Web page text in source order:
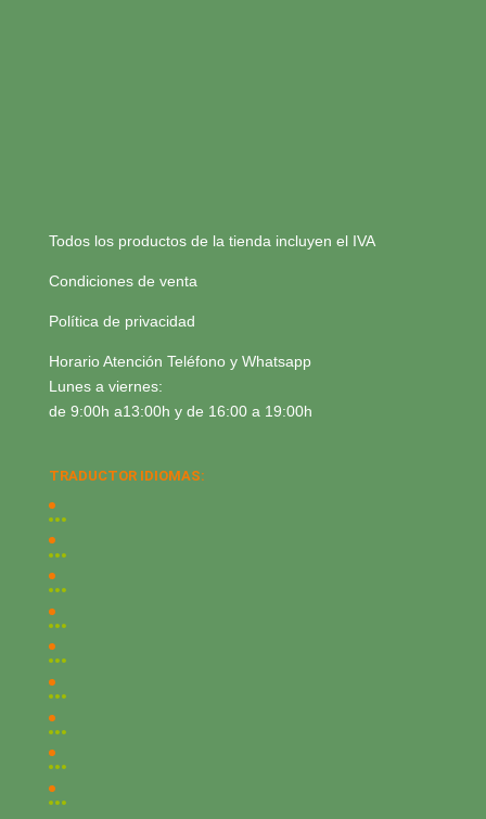
Todos los productos de la tienda incluyen el IVA
Condiciones de venta
Política de privacidad
Horario Atención Teléfono y Whatsapp
Lunes a viernes:
de 9:00h a13:00h y de 16:00 a 19:00h
TRADUCTOR IDIOMAS: